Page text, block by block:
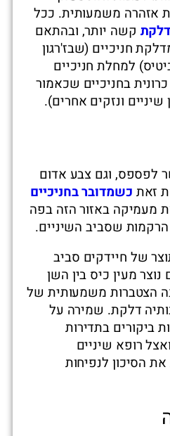
אזהרה משמעותית. ככל
קשה יותר, ובהתאם
חניכיים (שבז'רגון
למחלת חניכיים
בחניכיים שכאמור
ונזקים אחרים).
לפספס, וגם צבע אדום
זאת כשמדובר בחניכיים
מעמיקה באזור הזה בפה
שסביב השיניים.
של חיידקים סביב
מעין כיס בין השן
הצטברות משמעותית של
דלקת. שמירה על
ביקורים בתדירות
רופא שיניים
הסיכון לנפיחות